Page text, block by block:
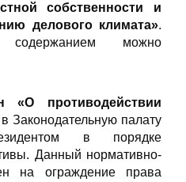
собственности и
делового климата».
можно
«О противодействии
Законодательную палату
в порядке
Данный нормативно-
на ограждение права